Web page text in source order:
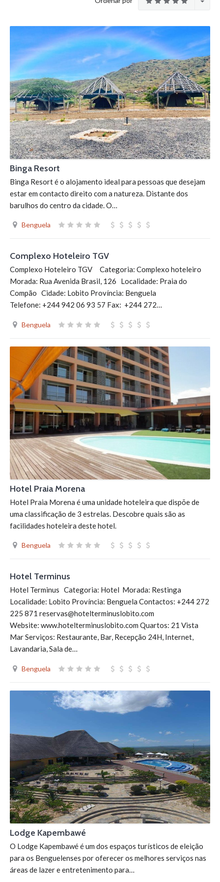
Binga Resort
Binga Resort é o alojamento ideal para pessoas que desejam
estar em contacto direito com a natureza. Distante dos
barulhos do centro da cidade. O…
Benguela
Complexo Hoteleiro TGV
Complexo Hoteleiro TGV Categoria: Complexo hoteleiro
Morada: Rua Avenida Brasil, 126 Localidade: Praia do
Compão Cidade: Lobito Província: Benguela
Telefone: +244 942 06 93 57 Fax: +244 272…
Benguela
Hotel Praia Morena
Hotel Praia Morena é uma unidade hoteleira que dispõe de
uma classificação de 3 estrelas. Descobre quais são as
facilidades hoteleira deste hotel.
Benguela
Hotel Terminus
Hotel Terminus Categoria: Hotel Morada: Restinga
Localidade: Lobito Província: Benguela Contactos: +244 272
225 871 reservas@hotelterminuslobito.com
Website: www.hotelterminuslobito.com Quartos: 21 Vista
Mar Serviços: Restaurante, Bar, Recepção 24H, Internet,
Lavandaria, Sala de…
Benguela
Lodge Kapembawé
O Lodge Kapembawé é um dos espaços turísticos de eleição
para os Benguelenses por oferecer os melhores serviços nas
áreas de lazer e entretenimento para…